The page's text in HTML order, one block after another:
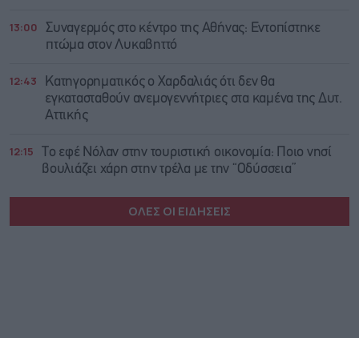
13:00
Συναγερμός στο κέντρο της Αθήνας: Εντοπίστηκε
πτώμα στον Λυκαβηττό
12:43
Κατηγορηματικός ο Χαρδαλιάς ότι δεν θα
εγκατασταθούν ανεμογεννήτριες στα καμένα της Δυτ.
Αττικής
12:15
Το εφέ Νόλαν στην τουριστική οικονομία: Ποιο νησί
βουλιάζει χάρη στην τρέλα με την “Οδύσσεια”
ΟΛΕΣ ΟΙ ΕΙΔΗΣΕΙΣ